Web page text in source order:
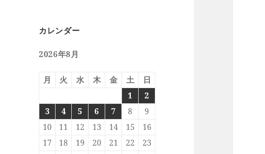
カレンダー
2026年8月
月 火 水 木 金 土
日
1
2
3
4 5 6 7 8
9
10
11 12 13 14 15
16
17
18 19 20 21 22
23